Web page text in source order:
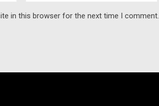
in this browser for the next time I comment.